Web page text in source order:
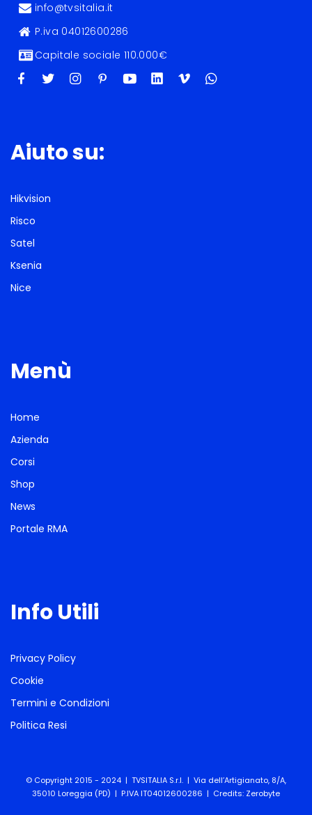
info@tvsitalia.it
P.iva 04012600286
Capitale sociale 110.000€
Aiuto su:
Hikvision
Risco
Satel
Ksenia
Nice
Menù
Home
Azienda
Corsi
Shop
News
Portale RMA
Info Utili
Privacy Policy
Cookie
Termini e Condizioni
Politica Resi
© Copyright 2015 - 2024 | TVSITALIA S.r.l. | Via dell’Artigianato, 8/A,
35010 Loreggia (PD) | P.IVA IT04012600286 | Credits: Zerobyte